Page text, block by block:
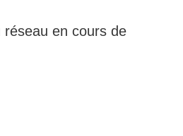
en cours de